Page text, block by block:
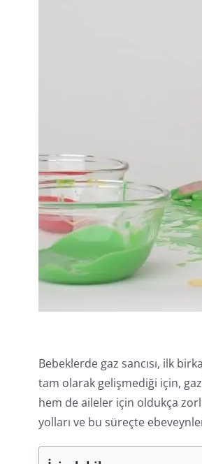
Bebeklerde gaz sancısı, ilk
tam olarak gelişmediği için,
hem de aileler için oldukça
yolları ve bu süreçte